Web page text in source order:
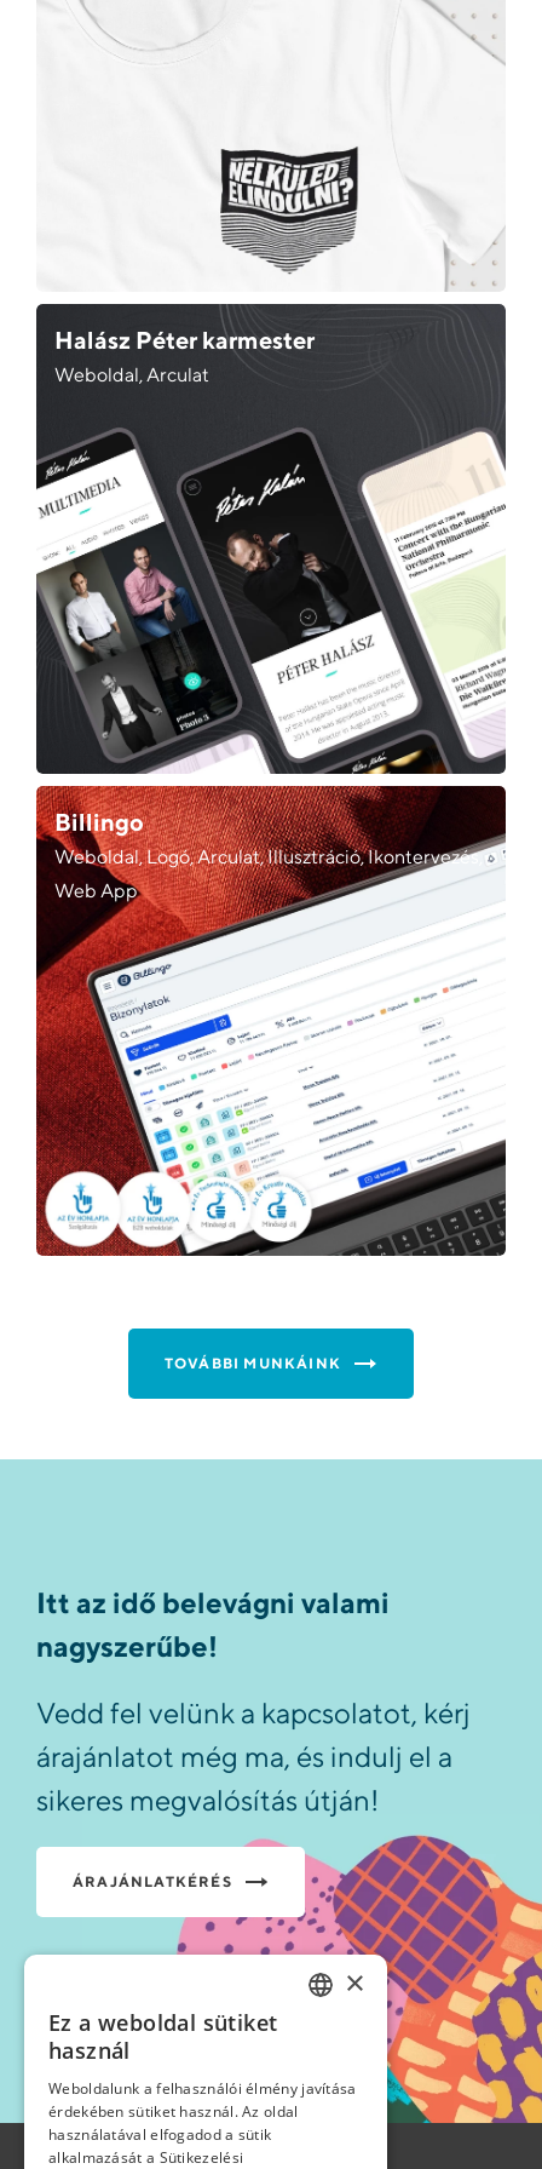
Halász Péter karmester
Weboldal, Arculat
Billingo
Weboldal, Logó, Arculat, Illusztráció, Ikontervezés,
Web App
TOVÁBBI MUNKÁINK
Itt az idő belevágni valami
nagyszerűbe!
Vedd fel velünk a kapcsolatot, kérj
árajánlatot még ma, és indulj el a
sikeres megvalósítás útján!
ÁRAJÁNLATKÉRÉS
ENGLISH
×
Ez a weboldal sütiket
használ
Weboldalunk a felhasználói élmény javítása
érdekében sütiket használ. Az oldal
használatával elfogadod a sütik
alkalmazását a Sütikezelési